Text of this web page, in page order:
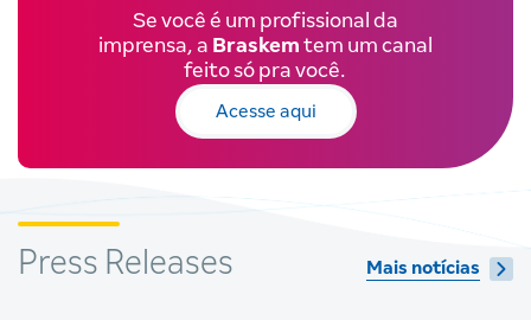
Se você é um profissional da
imprensa, a Braskem tem um canal
feito só pra você.
Acesse aqui
Press Releases Mais notícias